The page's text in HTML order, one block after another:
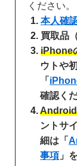
ください。
本人確
買取品
iPhone
ウトや
「
確認く
Android
ントサ
細は「
事項 」